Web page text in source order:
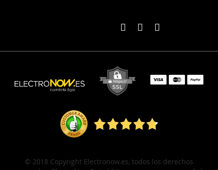
© 2018 Copyright Electronow.es, todos los derechos